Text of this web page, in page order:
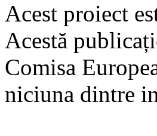
Acest proiect
Acestă
Comisa
niciuna dintre